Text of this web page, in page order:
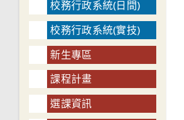
校務行政系統(日間)
校務行政系統(實技)
新生專區
課程計畫
選課資訊